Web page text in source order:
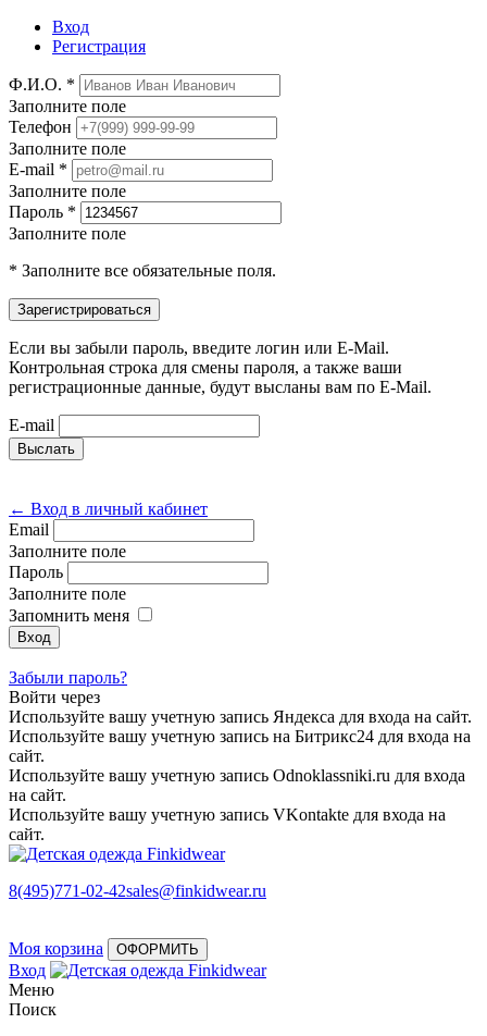
Вход
Регистрация
Ф.И.О. *
Заполните поле
Телефон
Заполните поле
E-mail *
Заполните поле
Пароль *
Заполните поле
* Заполните все обязательные поля.
Если вы забыли пароль, введите логин или E-Mail.
Контрольная строка для смены пароля, а также ваши
регистрационные данные, будут высланы вам по E-Mail.
E-mail
← Вход в личный кабинет
Email
Заполните поле
Пароль
Заполните поле
Запомнить меня
Забыли пароль?
Войти через
Используйте вашу учетную запись Яндекса для входа на сайт.
Используйте вашу учетную запись на Битрикс24 для входа на
сайт.
Используйте вашу учетную запись Odnoklassniki.ru для входа
на сайт.
Используйте вашу учетную запись VKontakte для входа на
сайт.
8(495)771-02-42sales@finkidwear.ru
Моя корзина ОФОРМИТЬ
Вход
Меню
Поиск